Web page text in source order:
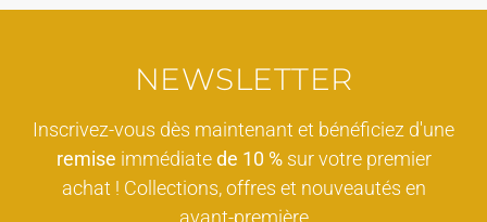
NEWSLETTER
Inscrivez-vous dès maintenant et bénéficiez d'une
remise immédiatede 10 %sur votre premier
achat ! Collections, offres et nouveautés en